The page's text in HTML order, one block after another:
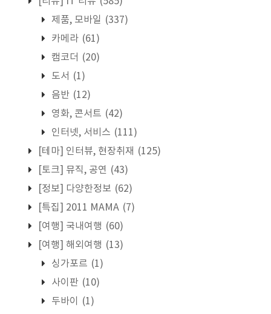
제품, 모바일 (337)
카메라 (61)
캠코더 (20)
도서 (1)
음반 (12)
영화, 콘서트 (42)
인터넷, 서비스 (111)
[테마] 인터뷰, 현장취재 (125)
[토크] 뮤직, 공연 (43)
[정보] 다양한정보 (62)
[특집] 2011 MAMA (7)
[여행] 국내여행 (60)
[여행] 해외여행 (13)
싱가포르 (1)
사이판 (10)
두바이
(1)